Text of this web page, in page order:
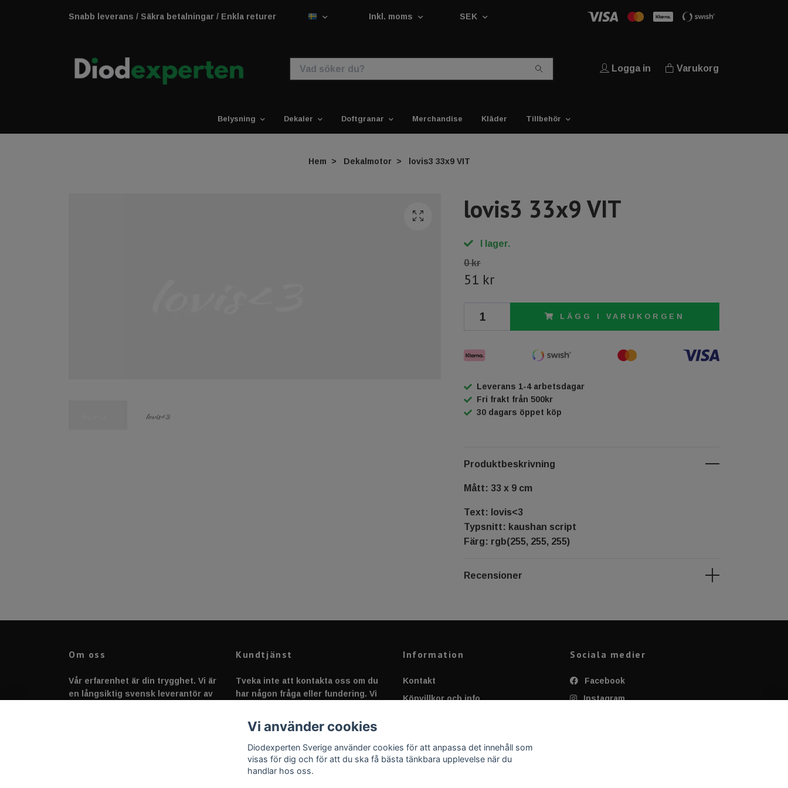
Snabb leverans / Säkra betalningar / Enkla returer Inkl. moms SEK
Logga in Varukorg
Belysning Dekaler Doftgranar Merchandise Kläder Tillbehör
Hem Dekalmotor lovis3 33x9 VIT
lovis3 33x9 VIT
I lager.
0 kr
51 kr
LÄGG I VARUKORGEN
Leverans 1-4 arbetsdagar
Fri frakt från 500kr
30 dagars öppet köp
Produktbeskrivning
Mått: 33 x 9 cm
Text: lovis<3
Typsnitt: kaushan script
Färg: rgb(255, 255, 255)
Recensioner
Om oss
Vår erfarenhet är din trygghet. Vi är
en långsiktig svensk leverantör av
Kundtjänst
Tveka inte att kontakta oss om du
har någon fråga eller fundering. Vi
Information
Kontakt
Köpvillkor och info
Applicering av Dekal
Sociala medier
Facebook
Instagram
Vi använder cookies
Diodexperten Sverige använder cookies för att anpassa det innehåll som
visas för dig och för att du ska få bästa tänkbara upplevelse när du
handlar hos oss.